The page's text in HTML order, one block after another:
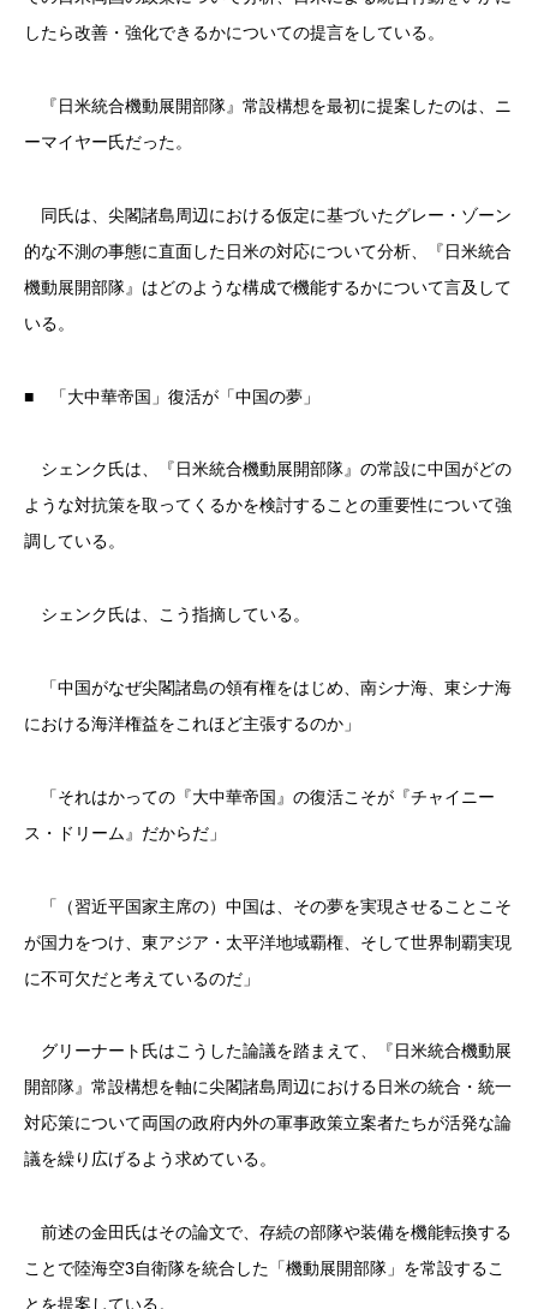
したら改善・強化できるかについての提言をしている。
『日米統合機動展開部隊』常設構想を最初に提案したのは、ニ
ーマイヤー氏だった。
同氏は、尖閣諸島周辺における仮定に基づいたグレー・ゾーン
的な不測の事態に直面した日米の対応について分析、『日米統合
機動展開部隊』はどのような構成で機能するかについて言及して
いる。
■ 「大中華帝国」復活が「中国の夢」
シェンク氏は、『日米統合機動展開部隊』の常設に中国がどの
ような対抗策を取ってくるかを検討することの重要性について強
調している。
シェンク氏は、こう指摘している。
「中国がなぜ尖閣諸島の領有権をはじめ、南シナ海、東シナ海
における海洋権益をこれほど主張するのか」
「それはかっての『大中華帝国』の復活こそが『チャイニー
ス・ドリーム』だからだ」
「（習近平国家主席の）中国は、その夢を実現させることこそ
が国力をつけ、東アジア・太平洋地域覇権、そして世界制覇実現
に不可欠だと考えているのだ」
グリーナート氏はこうした論議を踏まえて、『日米統合機動展
開部隊』常設構想を軸に尖閣諸島周辺における日米の統合・統一
対応策について両国の政府内外の軍事政策立案者たちが活発な論
議を繰り広げるよう求めている。
前述の金田氏はその論文で、存続の部隊や装備を機能転換する
ことで陸海空3自衛隊を統合した「機動展開部隊」を常設するこ
とを提案している。